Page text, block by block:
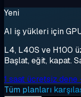
Yeni
AI iş yükleri için
L4, L40S ve H100
Başlat, eğit, kapat.
1 saat ücretsiz dene
Tüm planları